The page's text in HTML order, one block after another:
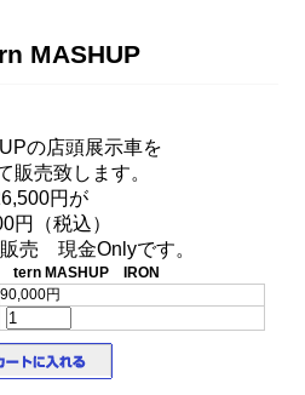
MASHUP
の店頭展示車を
販売致します。
円が
円（税込）
売 現金Onlyです。
tern MASHUP IRON
90,000円